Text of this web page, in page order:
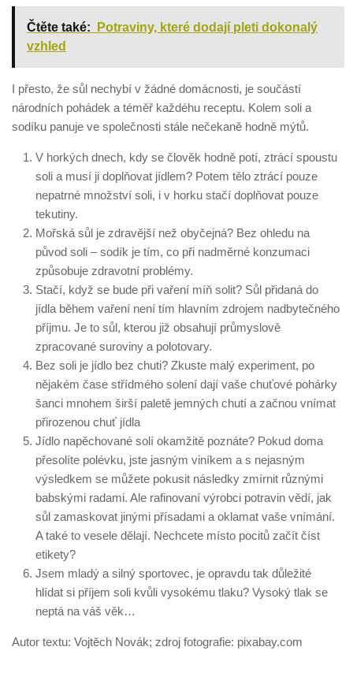
Čtěte také:
Potraviny, které dodají pleti dokonalý
vzhled
I přesto, že sůl nechybí v žádné domácnosti, je součástí
národních pohádek a téměř každéhu receptu. Kolem soli a
sodíku panuje ve společnosti stále nečekaně hodně mýtů.
V horkých dnech, kdy se člověk hodně potí, ztrácí spoustu
soli a musí ji doplňovat jídlem? Potem tělo ztrácí pouze
nepatrné množství soli, i v horku stačí doplňovat pouze
tekutiny.
Mořská sůl je zdravější než obyčejná? Bez ohledu na
původ soli – sodík je tím, co při nadměrné konzumaci
způsobuje zdravotní problémy.
Stačí, když se bude při vaření míň solit? Sůl přidaná do
jídla během vaření není tím hlavním zdrojem nadbytečného
příjmu. Je to sůl, kterou již obsahují průmyslově
zpracované suroviny a polotovary.
Bez soli je jídlo bez chuti? Zkuste malý experiment, po
nějakém čase střídmého solení dají vaše chuťové pohárky
šanci mnohem širší paletě jemných chutí a začnou vnímat
přirozenou chuť jídla
Jídlo napěchované solí okamžitě poznáte? Pokud doma
přesolíte polévku, jste jasným viníkem a s nejasným
výsledkem se můžete pokusit následky zmírnit různými
babskými radami. Ale rafinovaní výrobci potravin vědí, jak
sůl zamaskovat jinými přísadami a oklamat vaše vnímání.
A také to vesele dělají. Nechcete místo pocitů začít číst
etikety?
Jsem mladý a silný sportovec, je opravdu tak důležité
hlídat si příjem soli kvůli vysokému tlaku? Vysoký tlak se
neptá na váš věk…
Autor textu: Vojtěch Novák; zdroj fotografie: pixabay.com